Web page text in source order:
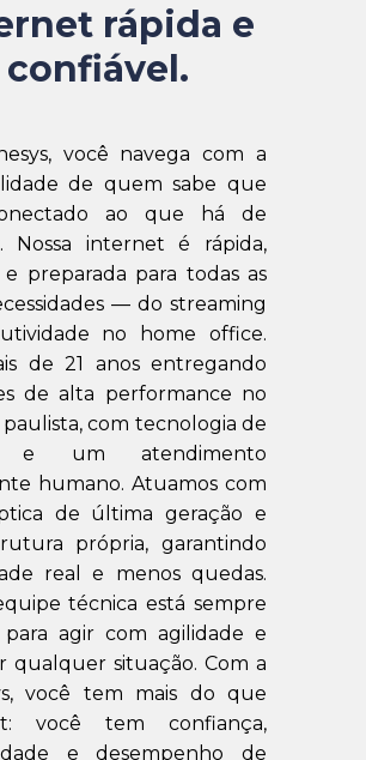
rápida e
confiável.
você navega com a
de quem sabe que
ao que há de
Nossa internet é rápida,
e preparada para todas as
— do streaming
no home office.
de 21 anos entregando
de alta performance no
com tecnologia de
e um atendimento
humano. Atuamos com
de última geração e
própria, garantindo
real e menos quedas.
técnica está sempre
agir com agilidade e
qualquer situação. Com a
você tem mais do que
você tem confiança,
e desempenho de